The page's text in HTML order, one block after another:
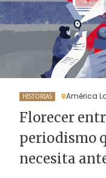
HISTORIAS América
Florecer
periodismo
necesita